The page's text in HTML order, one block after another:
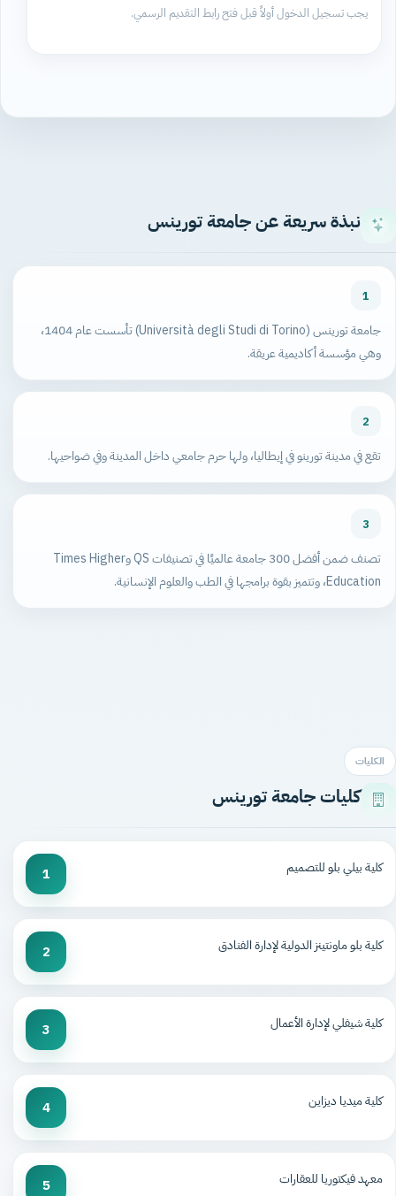
يجب تسجيل الدخول أولاً قبل فتح رابط التقديم الرسمي.
نبذة سريعة عن جامعة تورينس
1
جامعة تورينس (Università degli Studi di Torino) تأسست عام 1404،
وهي مؤسسة أكاديمية عريقة.
2
تقع في مدينة تورينو في إيطاليا، ولها حرم جامعي داخل المدينة وفي ضواحيها.
3
تصنف ضمن أفضل 300 جامعة عالميًا في تصنيفات QS وTimes Higher
Education، وتتميز بقوة برامجها في الطب والعلوم الإنسانية.
الكليات
كليات جامعة تورينس
كلية بيلي بلو للتصميم 1
كلية بلو ماونتينز الدولية لإدارة الفنادق 2
كلية شيفلي لإدارة الأعمال 3
كلية ميديا ديزاين 4
معهد فيكتوريا للعقارات 5